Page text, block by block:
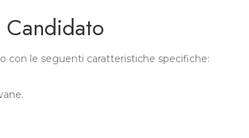
con le seguenti caratteristiche specifiche: